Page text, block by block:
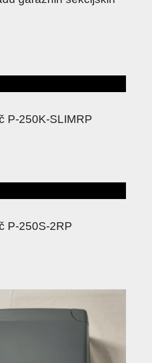
P-250K-SLIMRP
P-250S-2RP